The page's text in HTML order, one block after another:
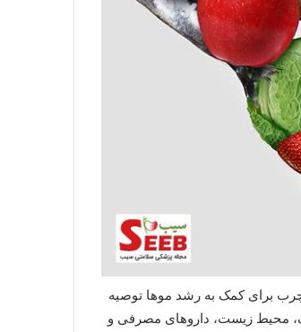
برای کمک به رشد موها توصیه
محیط زیست، داروهای مصرفی و